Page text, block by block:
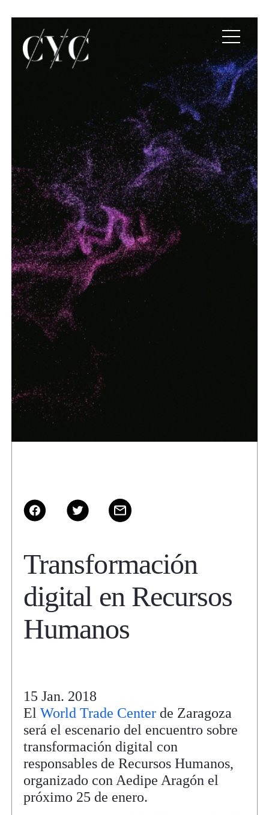
Transformación digital
Transformación
digital en Recursos
Humanos
15 Jan. 2018
ElWorld Trade Center de Zaragoza
será el escenario del encuentro sobre
transformación digital con
responsables de Recursos Humanos,
organizado con Aedipe Aragón el
próximo 25 de enero.